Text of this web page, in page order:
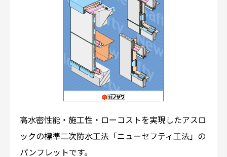
高水密性能・施工性・ローコストを実現したアスロ
ックの標準二次防水工法「ニューセフティ工法」の
パンフレットです。